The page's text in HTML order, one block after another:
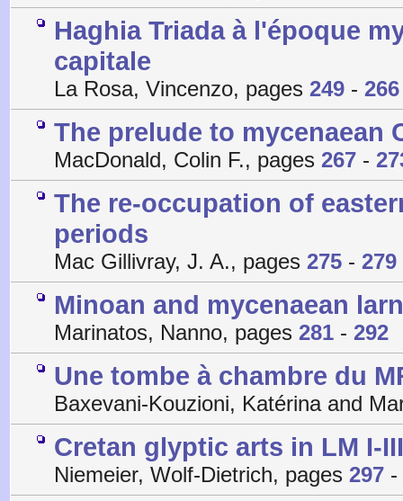
Haghia Triada à l'époque
capitale
La Rosa, Vincenzo, pages 249 - 266
The prelude to mycenaean
MacDonald, Colin F., pages 267 -
The re-occupation of
periods
Mac Gillivray, J. A., pages 275 - 279
Minoan and mycenaean
Marinatos, Nanno, pages 281 - 292
Une tombe à chambre du
Baxevani-Kouzioni, Katérina and
Cretan glyptic arts in LM I-
Niemeier, Wolf-Dietrich, pages 297 -